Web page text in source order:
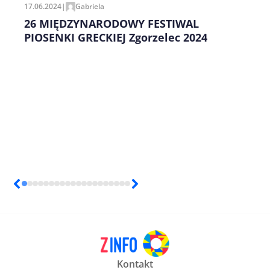
17.06.2024| Gabriela
26 MIĘDZYNARODOWY FESTIWAL
PIOSENKI GRECKIEJ Zgorzelec 2024
Kontakt